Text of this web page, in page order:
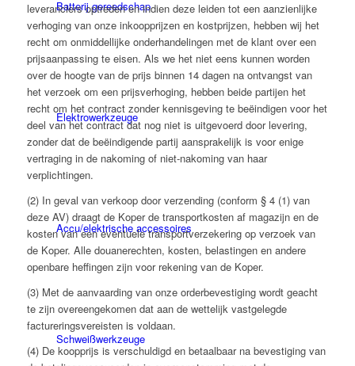
Batterij gereedschap
Elektro­werk­zeuge
Accu/elektrische accessoires
Schweiß­werk­zeuge
leveranciers optreden en indien deze leiden tot een aanzienlijke
verhoging van onze inkoopprijzen en kostprijzen, hebben wij het
recht om onmiddellijke onderhandelingen met de klant over een
prijsaanpassing te eisen. Als we het niet eens kunnen worden
over de hoogte van de prijs binnen 14 dagen na ontvangst van
het verzoek om een prijsverhoging, hebben beide partijen het
recht om het contract zonder kennisgeving te beëindigen voor het
deel van het contract dat nog niet is uitgevoerd door levering,
zonder dat de beëindigende partij aansprakelijk is voor enige
vertraging in de nakoming of niet-nakoming van haar
verplichtingen.
(2) In geval van verkoop door verzending (conform § 4 (1) van
deze AV) draagt de Koper de transportkosten af magazijn en de
kosten van een eventuele transportverzekering op verzoek van
de Koper. Alle douanerechten, kosten, belastingen en andere
openbare heffingen zijn voor rekening van de Koper.
(3) Met de aanvaarding van onze orderbevestiging wordt geacht
te zijn overeengekomen dat aan de wettelijk vastgelegde
factureringsvereisten is voldaan.
(4) De koopprijs is verschuldigd en betaalbaar na bevestiging van